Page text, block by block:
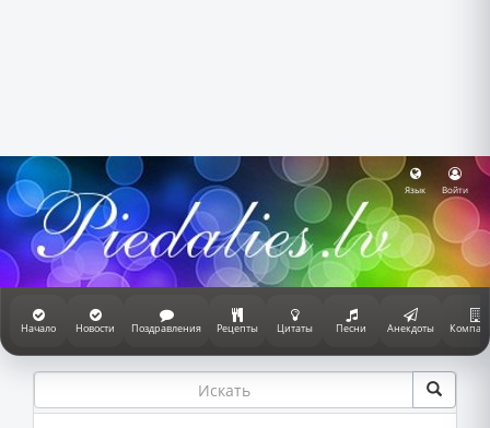
Язык Войти
Начало Новости Поздравления Рецепты Цитаты Песни Анекдоты